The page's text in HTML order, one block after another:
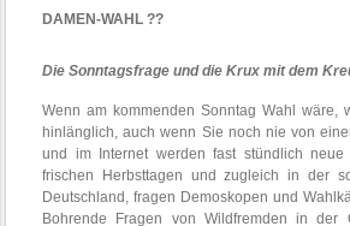
DAMEN-WAHL ??
Die Sonntagsfrage und die Krux mit dem
Wenn am kommenden Sonntag Wahl
hinlänglich, auch wenn Sie noch nie von
und im Internet werden fast stündlich neue
frischen Herbsttagen und zugleich in der
Deutschland, fragen Demoskopen und
Bohrende Fragen von Wildfremden in der